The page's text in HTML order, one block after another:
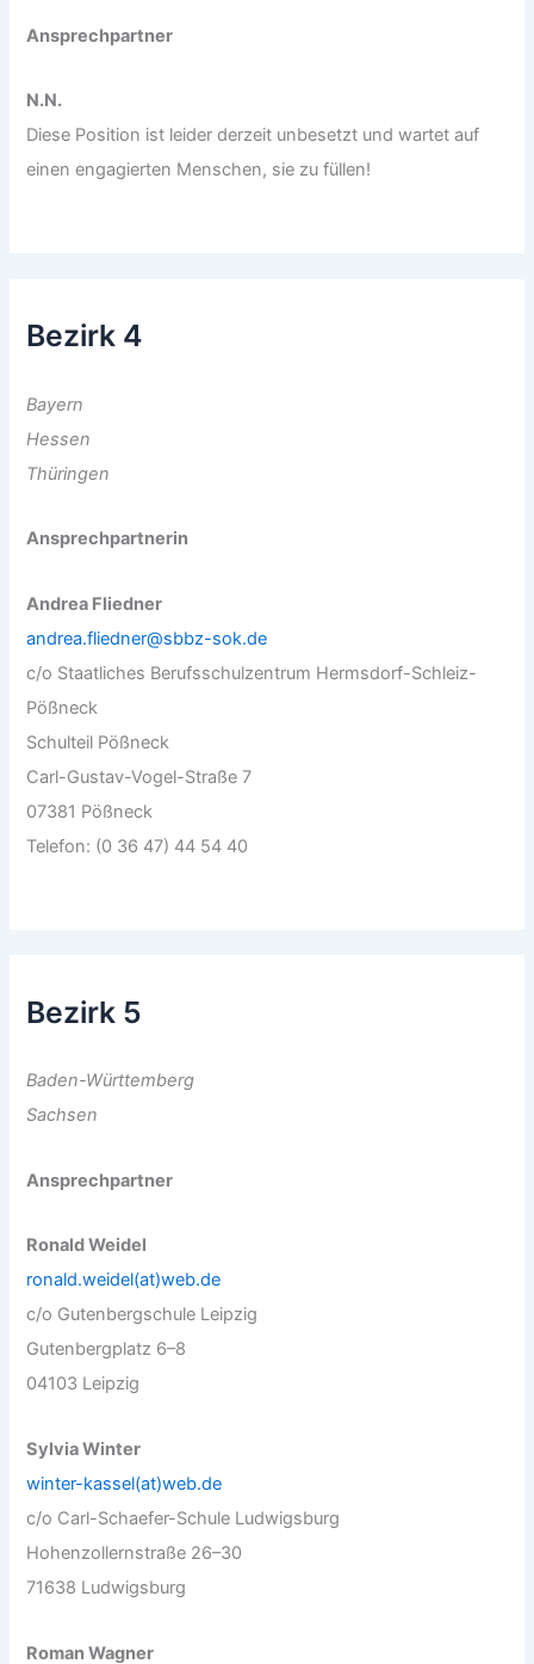
Ansprechpartner
N.N.
Diese Position ist leider derzeit unbesetzt und wartet auf
einen engagierten Menschen, sie zu füllen!
Bezirk 4
Bayern
Hessen
Thüringen
Ansprechpartnerin
Andrea Fliedner
andrea.fliedner@sbbz-sok.de
c/o Staatliches Berufsschulzentrum Hermsdorf-Schleiz-
Pößneck
Schulteil Pößneck
Carl-Gustav-Vogel-Straße 7
07381 Pößneck
Telefon: (0 36 47) 44 54 40
Bezirk 5
Baden-Württemberg
Sachsen
Ansprechpartner
Ronald Weidel
ronald.weidel(at)web.de
c/o Gutenbergschule Leipzig
Gutenbergplatz 6–8
04103 Leipzig
Sylvia Winter
winter-kassel(at)web.de
c/o Carl-Schaefer-Schule Ludwigsburg
Hohenzollernstraße 26–30
71638 Ludwigsburg
Roman Wagner